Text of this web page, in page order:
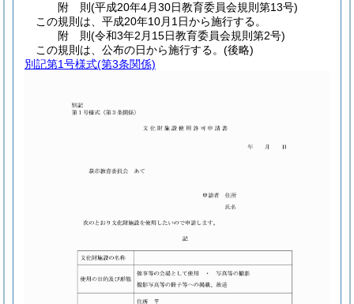
附 則(平成20年4月30日教育委員会規則第13号)
この規則は、平成20年10月1日から施行する。
附 則(令和3年2月15日教育委員会規則第2号)
この規則は、公布の日から施行する。 (後略)
別記第1号様式(第3条関係)